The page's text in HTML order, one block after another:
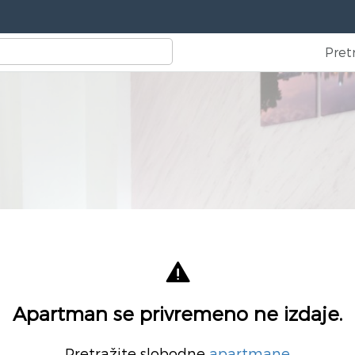
Apartman se privremeno ne izdaje.